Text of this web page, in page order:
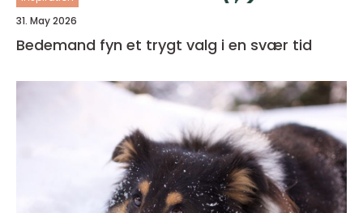
31. May 2026
Bedemand fyn et trygt valg i en svær tid